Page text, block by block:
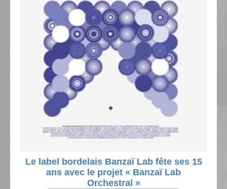
Le label bordelais Banzaï Lab fête ses 15
ans avec le projet « Banzaï Lab
Orchestral »